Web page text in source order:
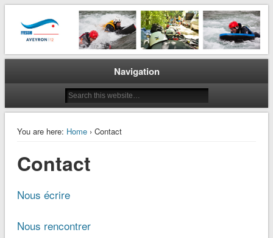
CODEP 12
La plongée en Aveyron…
Navigation
You are here: Home› Contact
Contact
Nous écrire
Nous rencontrer